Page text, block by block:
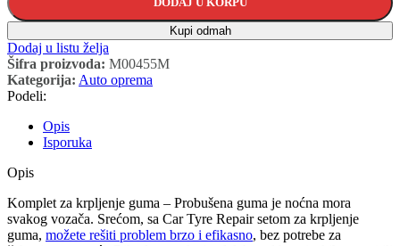
Kupi odmah
Dodaj u listu želja
Šifra proizvoda: M00455M
Kategorija: Auto oprema
Podeli:
Opis
Isporuka
Opis
Komplet za krpljenje guma – Probušena guma je noćna mora
svakog vozača. Srećom, sa Car Tyre Repair setom za krpljenje
guma, možete rešiti problem brzo i efikasno, bez potrebe za